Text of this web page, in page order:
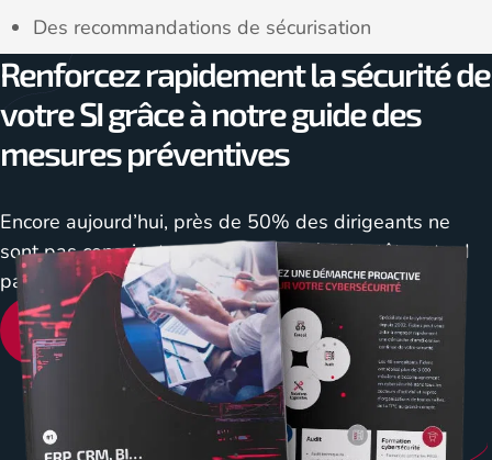
Des recommandations de sécurisation
Renforcez rapidement la sécurité de
votre SI grâce à notre guide des
mesures préventives
Encore aujourd’hui, près de 50% des dirigeants ne
sont pas conscients que leur société finira tôt ou tard
par subir une cyberattaque. Et mieux vaut être prêt !
En savoir plus